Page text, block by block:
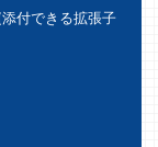
付できる拡張子